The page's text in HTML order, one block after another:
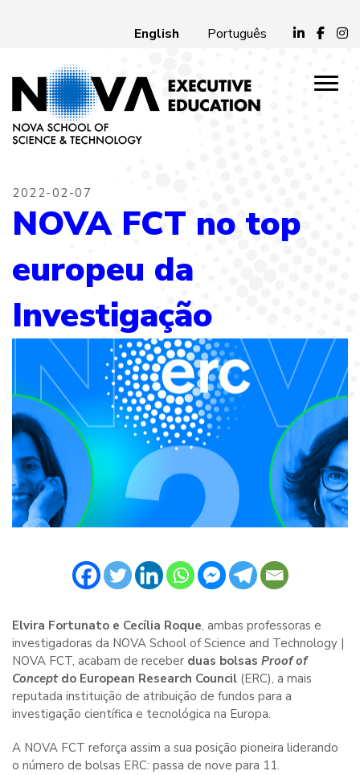
English Português
2022-02-07
NOVA FCT no top
europeu da
Investigação
Elvira Fortunato e Cecília Roque, ambas professoras e
investigadoras da NOVA School of Science and Technology |
NOVA FCT, acabam de receber duas bolsas Proof of
Concept do European Research Council (ERC), a mais
reputada instituição de atribuição de fundos para a
investigação científica e tecnológica na Europa.
A NOVA FCT reforça assim a sua posição pioneira liderando
o número de bolsas ERC: passa de nove para 11.